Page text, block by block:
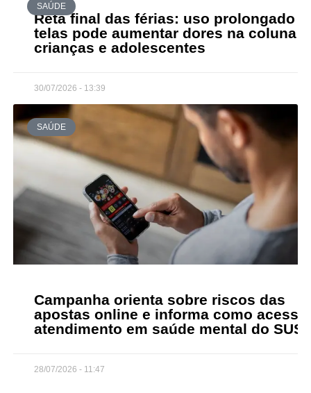
SAÚDE
Reta final das férias: uso prolongado
telas pode aumentar dores na coluna
crianças e adolescentes
30/07/2026 - 13:39
SAÚDE
Campanha orienta sobre riscos das
apostas online e informa como
atendimento em saúde mental do SUS
28/07/2026 - 11:47